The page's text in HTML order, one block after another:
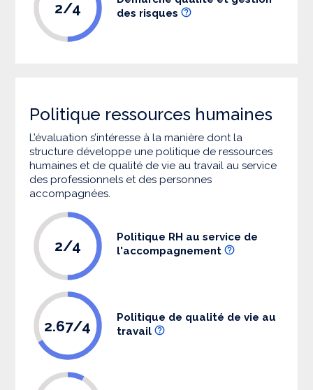
2/4
des risques
Politique ressources humaines
L’évaluation s’intéresse à la manière dont la
structure développe une politique de ressources
humaines et de qualité de vie au travail au service
des professionnels et des personnes
accompagnées.
2/4
Politique RH au service de
l'accompagnement
2.67/4
Politique de qualité de vie au
travail